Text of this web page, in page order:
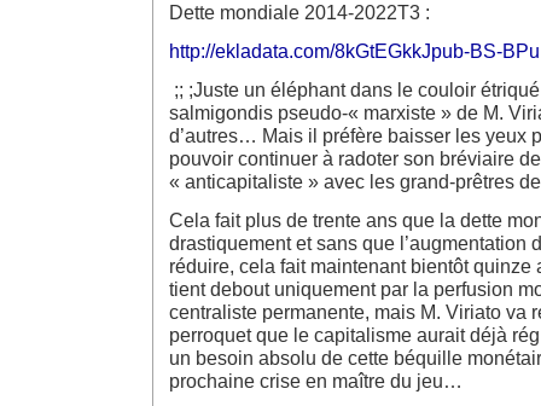
Dette mondiale 2014-2022T3 :
http://ekladata.com/8kGtEGkkJpub-BS-
;; ;Juste un éléphant dans le couloir
salmigondis pseudo-« marxiste » de M.
d’autres… Mais il préfère baisser les yeux
pouvoir continuer à radoter son bréviaire
« anticapitaliste » avec les grand-prêtres
Cela fait plus de trente ans que la dette
drastiquement et sans que l’augmentation
réduire, cela fait maintenant bientôt quinze
tient debout uniquement par la perfusion
centraliste permanente, mais M. Viriato va
perroquet que le capitalisme aurait déjà
un besoin absolu de cette béquille
prochaine crise en maître du jeu…